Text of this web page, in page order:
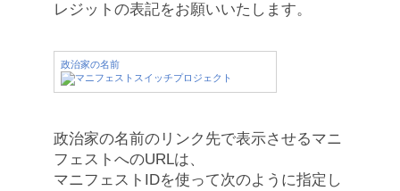
レジットの表記をお願いいたします。
政治家の名前
政治家の名前のリンク先で表示させるマニ
フェストへのURLは、
マニフェストIDを使って次のように指定し